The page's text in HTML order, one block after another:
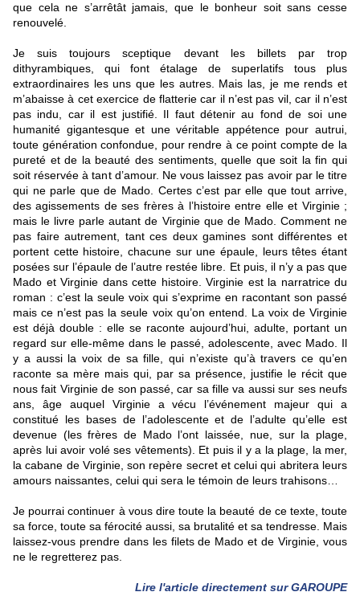
que cela ne s’arrêtât jamais, que le bonheur soit sans cesse
renouvelé.
Je suis toujours sceptique devant les billets par trop
dithyrambiques, qui font étalage de superlatifs tous plus
extraordinaires les uns que les autres. Mais las, je me rends et
m’abaisse à cet exercice de flatterie car il n’est pas vil, car il n’est
pas indu, car il est justifié. Il faut détenir au fond de soi une
humanité gigantesque et une véritable appétence pour autrui,
toute génération confondue, pour rendre à ce point compte de la
pureté et de la beauté des sentiments, quelle que soit la fin qui
soit réservée à tant d’amour. Ne vous laissez pas avoir par le titre
qui ne parle que de Mado. Certes c’est par elle que tout arrive,
des agissements de ses frères à l’histoire entre elle et Virginie ;
mais le livre parle autant de Virginie que de Mado. Comment ne
pas faire autrement, tant ces deux gamines sont différentes et
portent cette histoire, chacune sur une épaule, leurs têtes étant
posées sur l’épaule de l’autre restée libre. Et puis, il n’y a pas que
Mado et Virginie dans cette histoire. Virginie est la narratrice du
roman : c’est la seule voix qui s’exprime en racontant son passé
mais ce n’est pas la seule voix qu’on entend. La voix de Virginie
est déjà double : elle se raconte aujourd’hui, adulte, portant un
regard sur elle-même dans le passé, adolescente, avec Mado. Il
y a aussi la voix de sa fille, qui n’existe qu’à travers ce qu’en
raconte sa mère mais qui, par sa présence, justifie le récit que
nous fait Virginie de son passé, car sa fille va aussi sur ses neufs
ans, âge auquel Virginie a vécu l’événement majeur qui a
constitué les bases de l’adolescente et de l’adulte qu’elle est
devenue (les frères de Mado l’ont laissée, nue, sur la plage,
après lui avoir volé ses vêtements). Et puis il y a la plage, la mer,
la cabane de Virginie, son repère secret et celui qui abritera leurs
amours naissantes, celui qui sera le témoin de leurs trahisons…
Je pourrai continuer à vous dire toute la beauté de ce texte, toute
sa force, toute sa férocité aussi, sa brutalité et sa tendresse. Mais
laissez-vous prendre dans les filets de Mado et de Virginie, vous
ne le regretterez pas.
Lire l'article directement sur GAROUPE